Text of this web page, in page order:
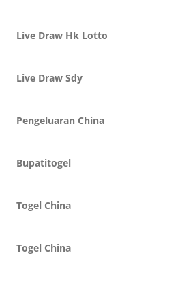
Live Draw Hk Lotto
Live Draw Sdy
Pengeluaran China
Bupatitogel
Togel China
Togel China